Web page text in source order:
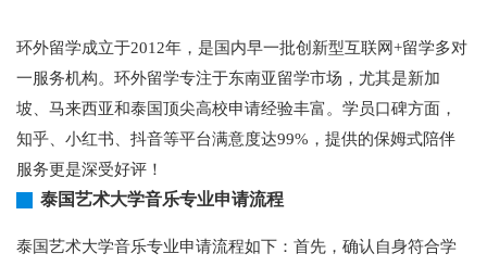
环外留学成立于2012年，是国内早一批创新型互联网+留学多对
一服务机构。环外留学专注于东南亚留学市场，尤其是新加
坡、马来西亚和泰国顶尖高校申请经验丰富。学员口碑方面，
知乎、小红书、抖音等平台满意度达99%，提供的保姆式陪伴
服务更是深受好评！
泰国艺术大学音乐专业申请流程
泰国艺术大学音乐专业申请流程如下：首先，确认自身符合学